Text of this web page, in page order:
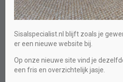
Sitemap
Collectie →
Sisal fijn →
Sisalspecialist.nl blijft zoals je
er een nieuwe website bij.
Op onze nieuwe site vind je
een fris en overzichtelijk jasje.